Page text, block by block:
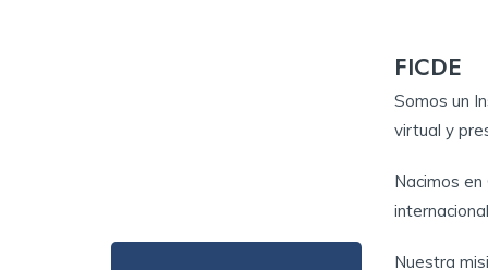
FICDE
Somos un
virtual y
Nacimos
Nuestra